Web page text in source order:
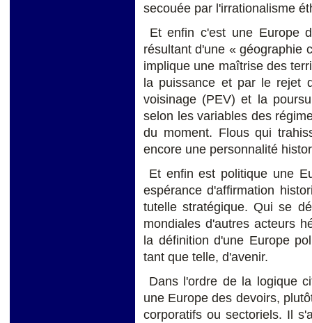
secouée par l'irrationalisme
Et enfin c'est une Europe
résultant d'une « géographie
implique une maîtrise des
la puissance et par le rejet
voisinage (PEV) et la
selon les variables des
du moment. Flous qui
encore une personnalité
Et enfin est politique une
espérance d'affirmation
tutelle stratégique. Qui se
mondiales d'autres acteurs
la définition d'une Europe
tant que telle, d'avenir.
Dans l'ordre de la logique
une Europe des devoirs,
corporatifs ou sectoriels. Il